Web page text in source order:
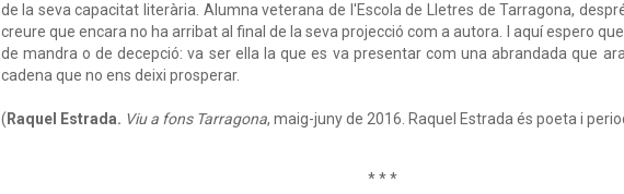
de la seva capacitat literària. Alumna veterana de l'Escola de Lletres de Tarragona,
creure que encara no ha arribat al final de la seva projecció com a autora. I aquí espero
de mandra o de decepció: va ser ella la que es va presentar com una abrandada que
cadena que no ens deixi prosperar.
( Raquel Estrada. Viu a fons Tarragona, maig-juny de 2016. Raquel Estrada és poeta i
* * *